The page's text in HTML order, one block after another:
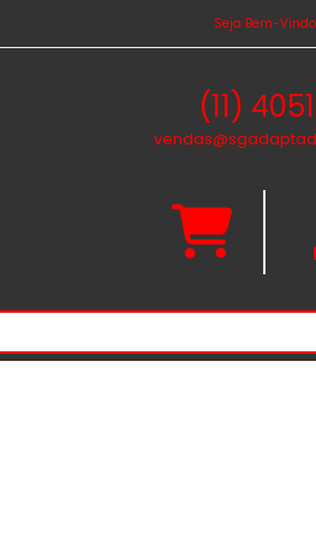
Seja Bem-
(11)